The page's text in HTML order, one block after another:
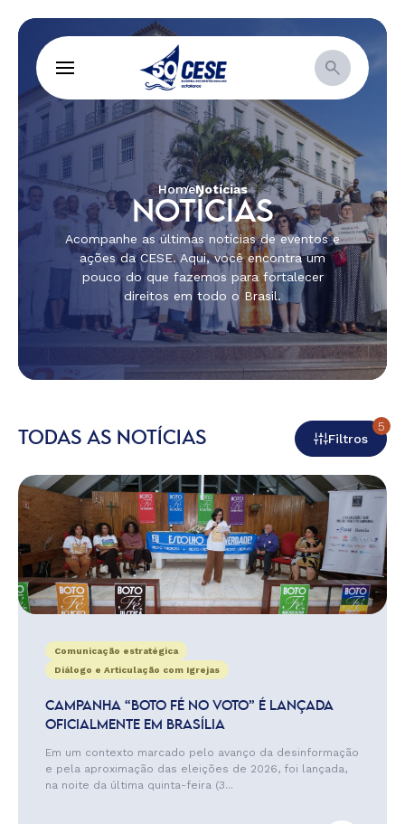
HomeNotícias
NOTÍCIAS
Acompanhe as últimas notícias de eventos e
ações da CESE. Aqui, você encontra um
pouco do que fazemos para fortalecer
direitos em todo o Brasil.
TODAS AS NOTÍCIAS Filtros
5
Comunicação estratégica
Diálogo e Articulação com Igrejas
CAMPANHA “BOTO FÉ NO VOTO” É LANÇADA
OFICIALMENTE EM BRASÍLIA
Em um contexto marcado pelo avanço da desinformação
e pela aproximação das eleições de 2026, foi lançada,
na noite da última quinta-feira (3...